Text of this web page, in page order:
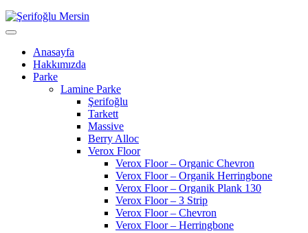
Anasayfa
Hakkımızda
Parke
Lamine Parke
Şerifoğlu
Tarkett
Massive
Berry Alloc
Verox Floor
Verox Floor – Organic Chevron
Verox Floor – Organik Herringbone
Verox Floor – Organik Plank 130
Verox Floor – 3 Strip
Verox Floor – Chevron
Verox Floor – Herringbone